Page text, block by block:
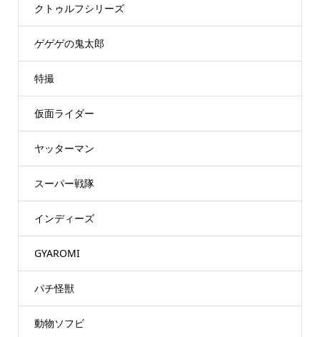
クトゥルフシリーズ
ゲゲゲの鬼太郎
特撮
仮面ライダー
ヤッターマン
スーパー戦隊
インディーズ
GYAROMI
パチ怪獣
動物ソフビ